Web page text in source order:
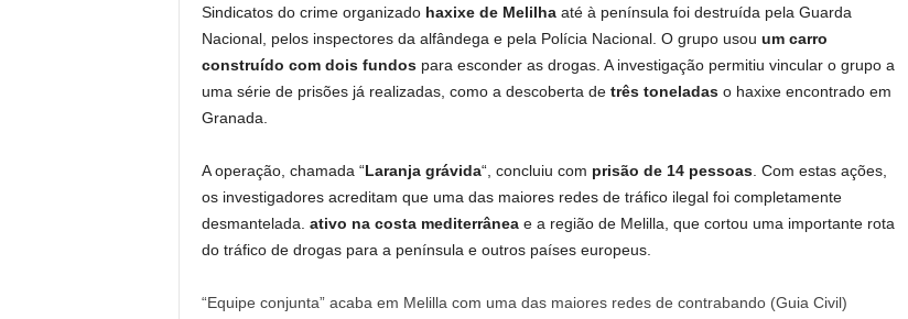
Sindicatos do crime organizado haxixe de Melilhaaté à península foi destruída pela Guarda
Nacional, pelos inspectores da alfândega e pela Polícia Nacional. O grupo usou um carro
construído com dois fundospara esconder as drogas. A investigação permitiu vincular o grupo a
uma série de prisões já realizadas, como a descoberta detrês toneladas o haxixe encontrado em
Granada.
A operação, chamada “Laranja grávida“, concluiu com prisão de 14 pessoas. Com estas ações,
os investigadores acreditam que uma das maiores redes de tráfico ilegal foi completamente
desmantelada. ativo na costa mediterrânea e a região de Melilla, que cortou uma importante rota
do tráfico de drogas para a península e outros países europeus.
“Equipe conjunta” acaba em Melilla com uma das maiores redes de contrabando (Guia Civil)